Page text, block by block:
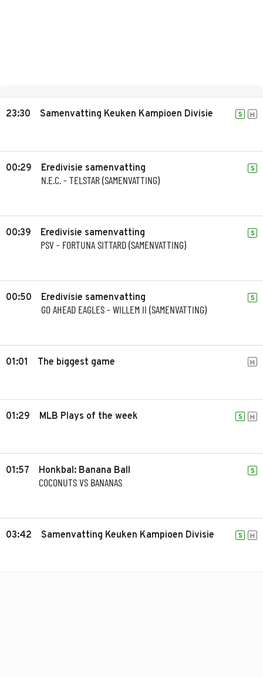
23:30 Samenvatting Keuken Kampioen Divisie S H
00:29 Eredivisie samenvatting
N.E.C. - TELSTAR (SAMENVATTING)
S
00:39 Eredivisie samenvatting
PSV - FORTUNA SITTARD (SAMENVATTING)
S
00:50 Eredivisie samenvatting
GO AHEAD EAGLES - WILLEM II (SAMENVATTING)
S
01:01 The biggest game H
01:29 MLB Plays of the week S H
01:57 Honkbal: Banana Ball
COCONUTS VS BANANAS
S
03:42 Samenvatting Keuken Kampioen Divisie S H